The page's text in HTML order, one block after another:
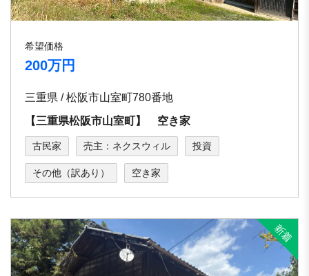
希望価格
200万円
三重県 / 松阪市山室町780番地
【三重県松阪市山室町】 空き家
古民家 売主：ネクスウィル 投資
その他（訳あり） 空き家